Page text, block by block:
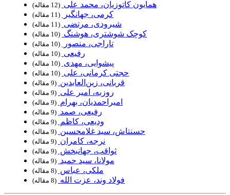
همایون کاتوزیان، محمد علی ‏ (12 مقاله)
کرمی، جهانگیر ‏ (11 مقاله)
شیرودی، مرتضی ‏ (11 مقاله)
کوچک شوشتری، هوشنگ ‏ (10 مقاله)
تاراجی، منصور ‏ (10 مقاله)
رفیعی ‏ (10 مقاله)
پیشوایی، مهدی ‏ (10 مقاله)
حجتی کرمانی، علی ‏ (10 مقاله)
قربانی، زین‌العابدین ‏ (9 مقاله)
روزبه، امیر علی ‏ (9 مقاله)
امیراحمدیان، بهرام ‏ (9 مقاله)
رفیعی، صمد ‏ (9 مقاله)
ودیعی، کاظم ‏ (9 مقاله)
حسنتاش، سید غلامحسین ‏ (9 مقاله)
نرجه، کامران ‏ (9 مقاله)
ثواقب، جهانبخش ‏ (9 مقاله)
مولانا، سید حمید ‏ (9 مقاله)
ملکی، عباس ‏ (8 مقاله)
فولاد وند، عزت الله ‏ (8 مقاله)